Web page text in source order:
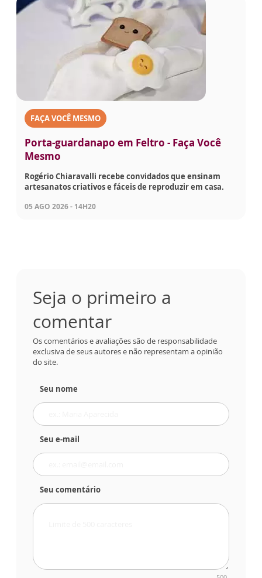
FAÇA VOCÊ MESMO
Porta-guardanapo em Feltro - Faça Você
Mesmo
Rogério Chiaravalli recebe convidados que ensinam
artesanatos criativos e fáceis de reproduzir em casa.
05 AGO 2026 - 14H20
Seja o primeiro a
comentar
Os comentários e avaliações são de responsabilidade
exclusiva de seus autores e não representam a opinião
do site.
Seu nome
Seu e-mail
Seu comentário